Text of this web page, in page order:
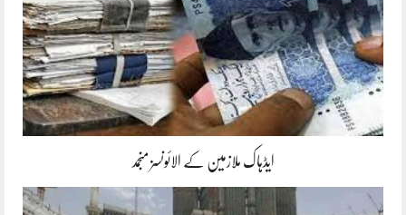
ایڈہاک ملازمین کے الائونسز منجمد